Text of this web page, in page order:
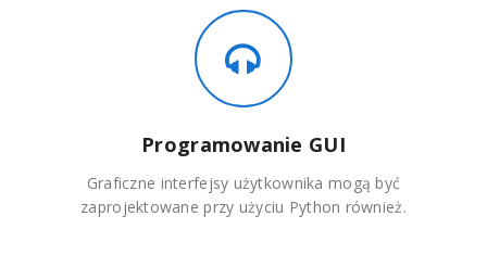
Programowanie GUI
Graficzne interfejsy użytkownika mogą być
zaprojektowane przy użyciu Python również.